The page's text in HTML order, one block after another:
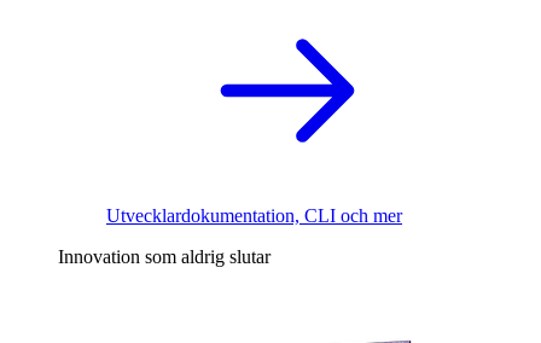
Utvecklardokumentation, CLI och mer
Innovation som aldrig slutar